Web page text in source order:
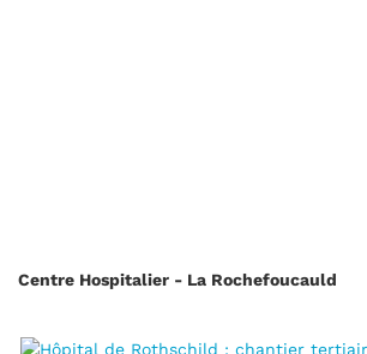
Centre Hospitalier - La Rochefoucauld